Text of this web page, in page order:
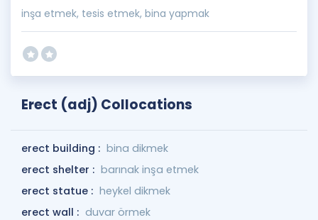
İngilizce Gramer
inşa etmek, tesis etmek, bina yapmak
Erect (adj) Collocations
erect building : bina dikmek
erect shelter : barınak inşa etmek
erect statue : heykel dikmek
erect wall : duvar örmek